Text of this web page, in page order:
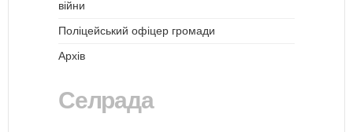
війни
Поліцейський офіцер громади
Архів
Селрада